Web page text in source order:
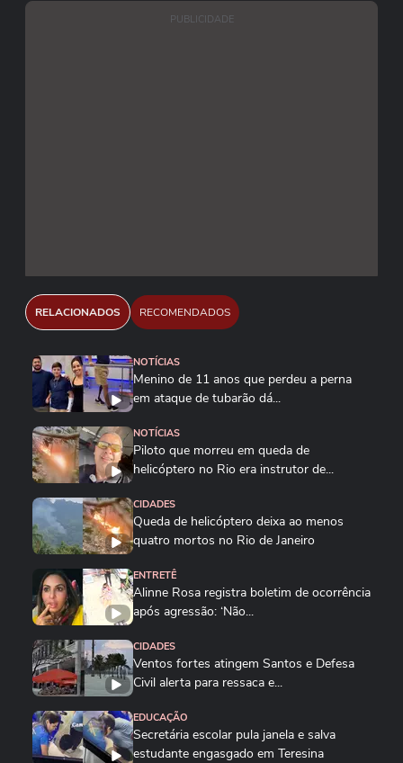
PUBLICIDADE
RELACIONADOS RECOMENDADOS
NOTÍCIAS
Menino de 11 anos que perdeu a perna
em ataque de tubarão dá...
NOTÍCIAS
Piloto que morreu em queda de
helicóptero no Rio era instrutor de...
CIDADES
Queda de helicóptero deixa ao menos
quatro mortos no Rio de Janeiro
ENTRETÊ
Alinne Rosa registra boletim de ocorrência
após agressão: ‘Não...
CIDADES
Ventos fortes atingem Santos e Defesa
Civil alerta para ressaca e...
EDUCAÇÃO
Secretária escolar pula janela e salva
estudante engasgado em Teresina